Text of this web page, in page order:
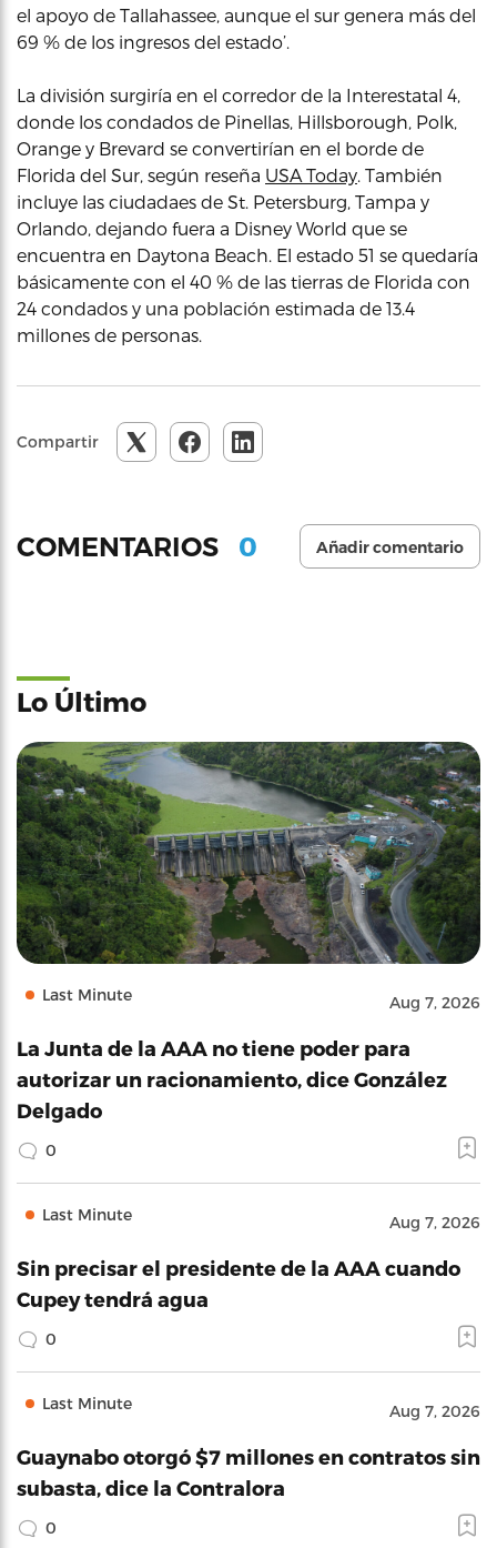
el apoyo de Tallahassee, aunque el sur genera más del
69 % de los ingresos del estado’.
La división surgiría en el corredor de la Interestatal 4,
donde los condados de Pinellas, Hillsborough, Polk,
Orange y Brevard se convertirían en el borde de
Florida del Sur, según reseña USA Today. También
incluye las ciudadaes de St. Petersburg, Tampa y
Orlando, dejando fuera a Disney World que se
encuentra en Daytona Beach. El estado 51 se quedaría
básicamente con el 40 % de las tierras de Florida con
24 condados y una población estimada de 13.4
millones de personas.
Compartir
COMENTARIOS 0 Añadir comentario
Lo Último
Last Minute Aug 7, 2026
La Junta de la AAA no tiene poder para
autorizar un racionamiento, dice González
Delgado
0
Last Minute Aug 7, 2026
Sin precisar el presidente de la AAA cuando
Cupey tendrá agua
0
Last Minute Aug 7, 2026
Guaynabo otorgó $7 millones en contratos sin
subasta, dice la Contralora
0